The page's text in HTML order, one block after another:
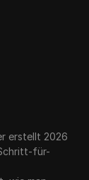
erstellt 2026
für-